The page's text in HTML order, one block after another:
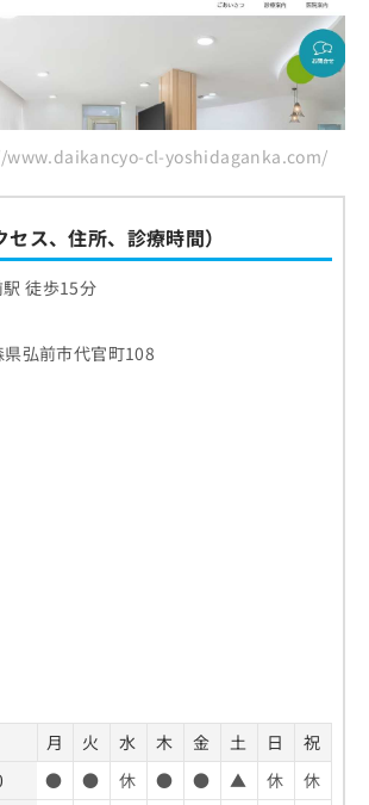
cl-yoshidaganka.com/
ス、住所、診療時間）
徒歩15分
弘前市代官町108
月 火 水 木 金 土 日
祝
● ● 休 ● ● ▲ 休
休